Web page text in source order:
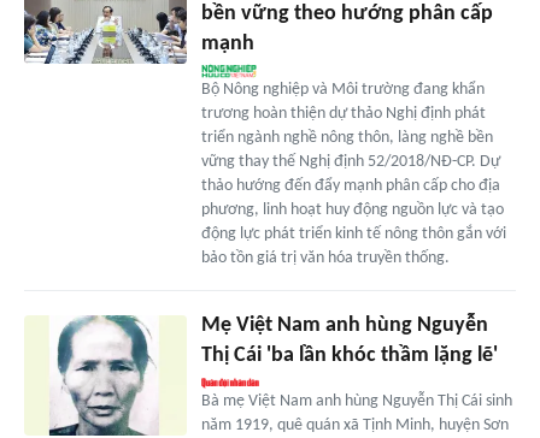
bền vững theo hướng phân cấp
mạnh
Bộ Nông nghiệp và Môi trường đang khẩn
trương hoàn thiện dự thảo Nghị định phát
triển ngành nghề nông thôn, làng nghề bền
vững thay thế Nghị định 52/2018/NĐ-CP. Dự
thảo hướng đến đẩy mạnh phân cấp cho địa
phương, linh hoạt huy động nguồn lực và tạo
động lực phát triển kinh tế nông thôn gắn với
bảo tồn giá trị văn hóa truyền thống.
Mẹ Việt Nam anh hùng Nguyễn
Thị Cái 'ba lần khóc thầm lặng lẽ'
Bà mẹ Việt Nam anh hùng Nguyễn Thị Cái sinh
năm 1919, quê quán xã Tịnh Minh, huyện Sơn